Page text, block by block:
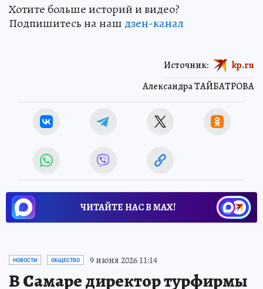
Хотите больше историй и видео?
Подпишитесь на наш дзен-канал
Александра ТАЙБАТРОВА
Источник: kp.ru
ЧИТАЙТЕ НАС В МАХ!
НОВОСТИ ОБЩЕСТВО 9 июня 2026 11:14
В Самаре директор турфирмы